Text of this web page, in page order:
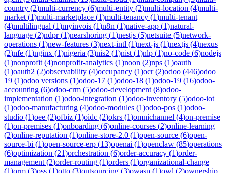
country (2)multi-currency (6)multi-entity (2)multi-location (4)multi-
market (1)multi-marketplace (1)multi-tenancy (1)multi-tenant
(4)multilingual (1)myinvois (1)n8n (1)native-app (1)natural-
language (2)ndpr(1)nearshoring (1)nestjs (5)netsuite (5)network-
operations (1)new-features (3)next-intl (1)next-js (1)nextjs (4)nexus
(2)nfe (1)nginx (1)nigeria (3)nis2 (1)nist (1)nlp (1)no-code (6)nodejs
(1)nonprofit (4)nonprofit-analytics (1)noon (2)nps (1)oauth
(1)oauth2 (2)observability (4)occupancy (1)ocr(2)odoo (446)odoo
19 (1)odoo versions (1)odoo-17 (1)odoo-18 (1)odoo-19 (16)odoo-
accounting (6)odoo-crm (5)odoo-development (8)odoo-
implementation (1)odoo-integration (1)odoo-inventory (5)odoo-iot
(1)odoo-manufacturing (4)odoo-modules (1)odoo-pos (1)odoo-
studio (1)oee (2)ofbiz (1)oidc (2)okrs (1)omnichannel (4)on-premise
(1)on-premises (1)onboarding (6)online-courses (2)online-learning
(2)online-reputation (1)online-store-2.0 (1)open-source (6)open-
source-bi (1)open-source-erp (13)openai (1)openclaw (85)operations
(6)optimization (21)orchestration (6)order-accuracy (1)order-
management (2)order-routing (1)orders (1)organizational-change
(1)orm (3)oss (1)otto (3)outsourcing (3)owasp (1)owl (2)ownership